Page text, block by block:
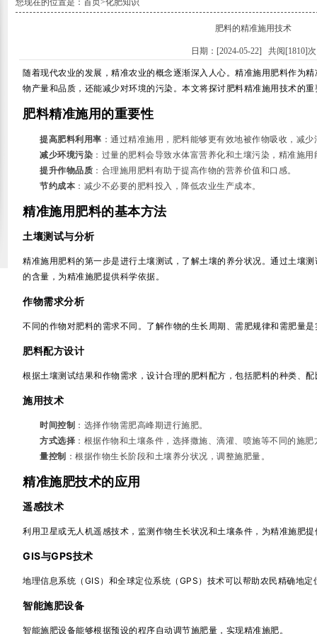
您现在的位置是： 首页>化肥知识
肥料的精准施用技术
日期：[2024-05-22] 共阅[1810]次
随着现代农业的发展，精准农业的概念逐渐深入人心。精准施用肥料作为
物产量和品质，还能减少对环境的污染。本文将探讨肥料精准施用技术的
肥料精准施用的重要性
提高肥料利用率 ：通过精准施用，肥料能够更有效地被作物吸收，减少
减少环境污染 ：过量的肥料会导致水体富营养化和土壤污染，精准施
提升作物品质 ：合理施用肥料有助于提高作物的营养价值和口感。
节约成本 ：减少不必要的肥料投入，降低农业生产成本。
精准施用肥料的基本方法
土壤测试与分析
精准施用肥料的第一步是进行土壤测试，了解土壤的养分状况。通过土壤
的含量，为精准施肥提供科学依据。
作物需求分析
不同的作物对肥料的需求不同。了解作物的生长周期、需肥规律和需肥量
肥料配方设计
根据土壤测试结果和作物需求，设计合理的肥料配方，包括肥料的种类、
施用技术
时间控制 ：选择作物需肥高峰期进行施肥。
方式选择 ：根据作物和土壤条件，选择撒施、滴灌、喷施等不同的施肥
量控制 ：根据作物生长阶段和土壤养分状况，调整施肥量。
精准施肥技术的应用
遥感技术
利用卫星或无人机遥感技术，监测作物生长状况和土壤条件，为精准施肥
GIS与GPS技术
地理信息系统（GIS）和全球定位系统（GPS）技术可以帮助农民精确地定
智能施肥设备
智能施肥设备能够根据预设的程序自动调节施肥量，实现精准施肥。